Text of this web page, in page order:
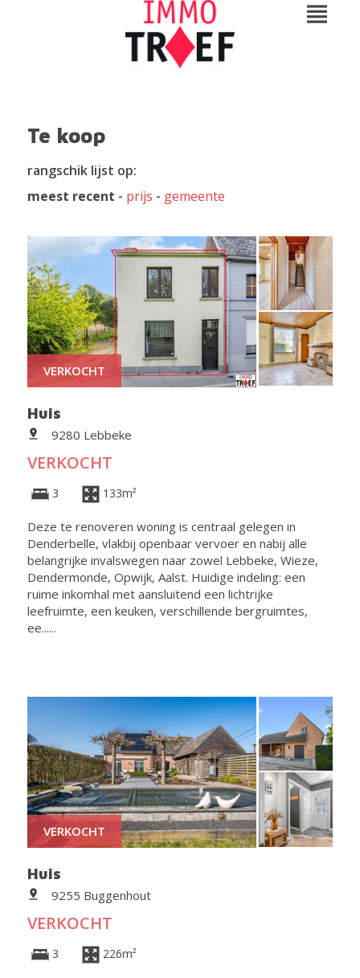
Te koop
rangschik lijst op:
meest recent - prijs - gemeente
VERKOCHT
Huis
9280 Lebbeke
VERKOCHT
3 133m²
Deze te renoveren woning is centraal gelegen in
Denderbelle, vlakbij openbaar vervoer en nabij alle
belangrijke invalswegen naar zowel Lebbeke, Wieze,
Dendermonde, Opwijk, Aalst. Huidige indeling: een
ruime inkomhal met aansluitend een lichtrijke
leefruimte, een keuken, verschillende bergruimtes,
ee......
VERKOCHT
Huis
9255 Buggenhout
VERKOCHT
3 226m²